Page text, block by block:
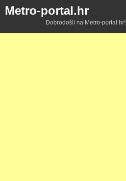
Metro-portal.hr
Dobrodošli na Metro-portal.hr!